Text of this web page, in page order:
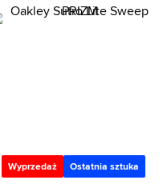
Wyprzedaż Ostatnia sztuka